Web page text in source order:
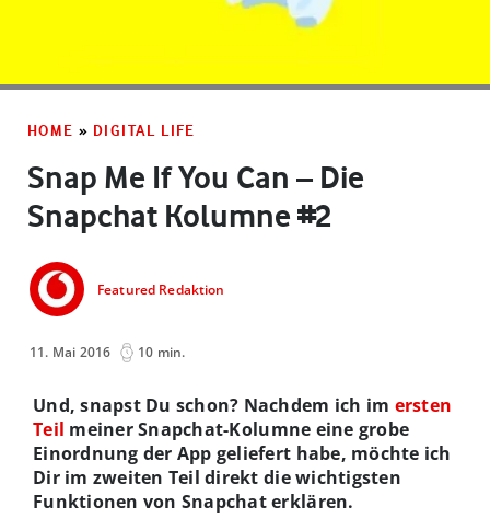
HOME » DIGITAL LIFE
Snap Me If You Can – Die
Snapchat Kolumne #2
Featured Redaktion
11. Mai 2016 10 min.
Und, snapst Du schon? Nachdem ich im ersten
Teil meiner Snapchat-Kolumne eine grobe
Einordnung der App geliefert habe, möchte ich
Dir im zweiten Teil direkt die wichtigsten
Funktionen von Snapchat erklären.